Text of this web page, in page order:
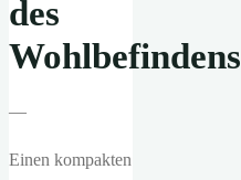
des
Wohlbefindens
—
Einen kompakten